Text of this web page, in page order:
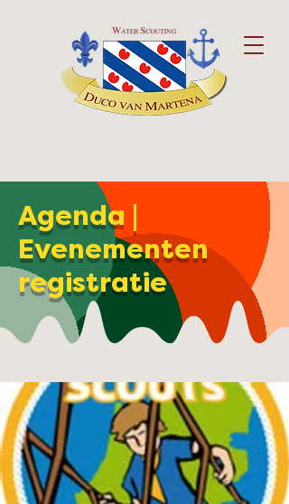
Agenda |
Evenementen
registratie